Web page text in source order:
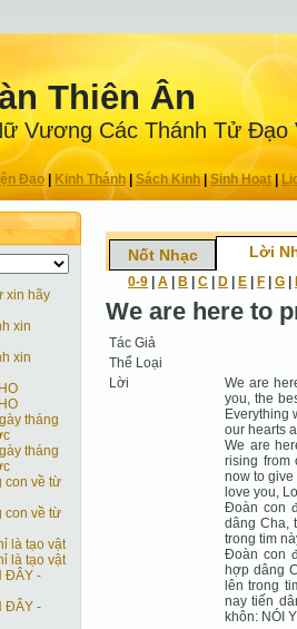
Thiên Ân
Vương Các Thánh Tử Ðạo
Ðạo| Kinh Thánh Sách Kinh|Sinh Hoạt|
xin hãy
xin
xin
tháng
tháng
con về từ
con về từ
là tạo vật
là tạo vật
ĐÂY -
ĐÂY -
Nốt Nhạc Lời
0-9 A B C D E F G
We are here to
Tác Giả
Thể Loại
Lời
We are
you, the
Everything
our hearts
We are
rising from
now to
love you,
Đoàn con
dâng Cha,
trong tim
Đoàn con
hợp dâng
lên trong
nay tiến
khôn: NÓI